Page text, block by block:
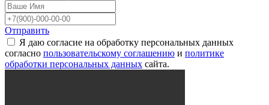
Отправить
Я даю согласие на обработку персональных данных
согласно пользовательскому соглашению и политике
обработки персональных данных сайта.